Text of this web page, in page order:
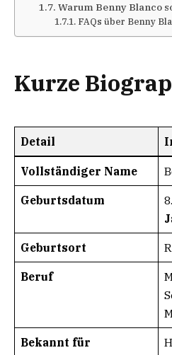
Warum Benny Blanco
FAQs über Benny
Kurze
Detail
Vollständiger Name
Geburtsdatum
Geburtsort
Beruf
Bekannt für